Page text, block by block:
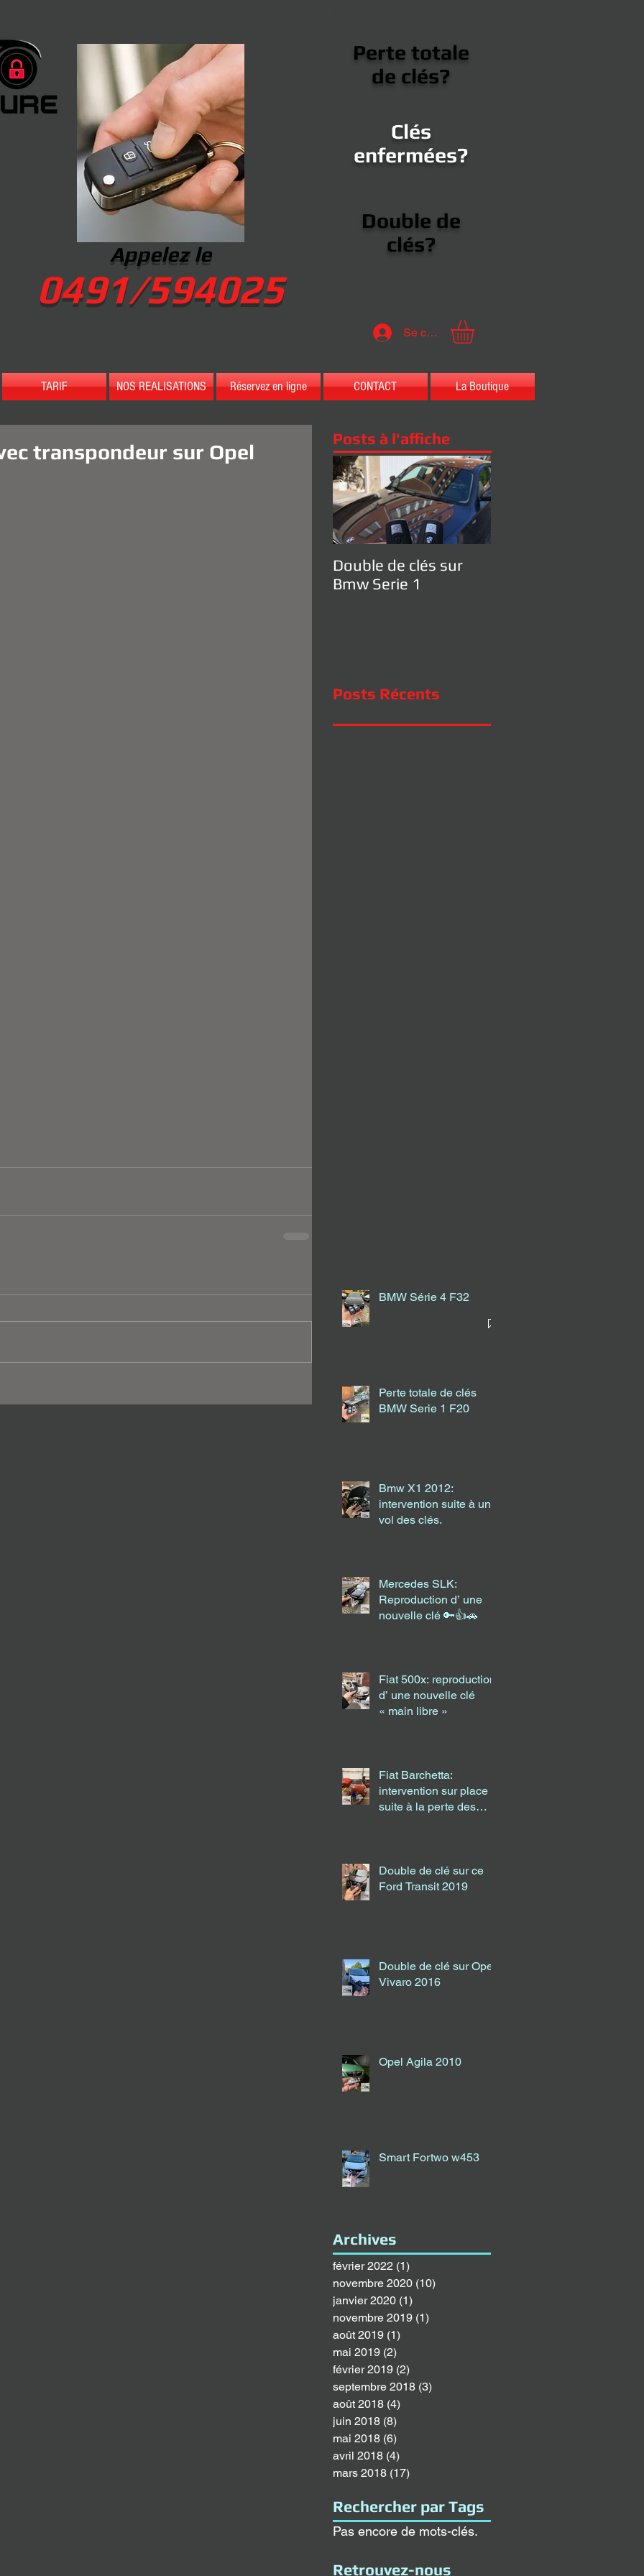
Appelez le
0491/594025
Perte totale
de clés?
Clés
enfermées?
Double de
clés?
Se connecter
TARIF NOS REALISATIONS Réservez en ligne CONTACT La Boutique
transpondeur sur Opel
Posts à l'affiche
Double de clés sur
Bmw Serie 1
Posts Récents
BMW Série 4 F32
Perte totale de clés
BMW Serie 1 F20
Bmw X1 2012:
intervention suite à un
vol des clés.
Mercedes SLK:
Reproduction d’ une
nouvelle clé 🔑👍🚗
Fiat 500x: reproduction
d’ une nouvelle clé
« main libre »
Fiat Barchetta:
intervention sur place
suite à la perte des
Double de clé sur ce
Ford Transit 2019
Double de clé sur Opel
Vivaro 2016
Opel Agila 2010
Smart Fortwo w453
Archives
février 2022 (1)
novembre 2020 (10)
janvier 2020 (1)
novembre 2019 (1)
août 2019 (1)
mai 2019 (2)
février 2019 (2)
septembre 2018 (3)
août 2018 (4)
juin 2018 (8)
mai 2018 (6)
avril 2018 (4)
mars 2018 (17)
Rechercher par Tags
Pas encore de mots-clés.
Retrouvez-nous